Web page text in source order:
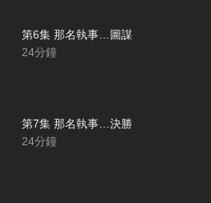
第6集 那名執事…圖謀
24分鐘
第7集 那名執事…決勝
24分鐘